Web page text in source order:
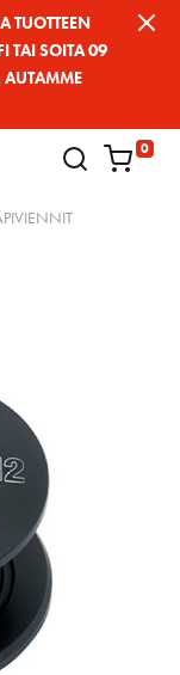
TUOTTEEN
TAI SOITA 09
0